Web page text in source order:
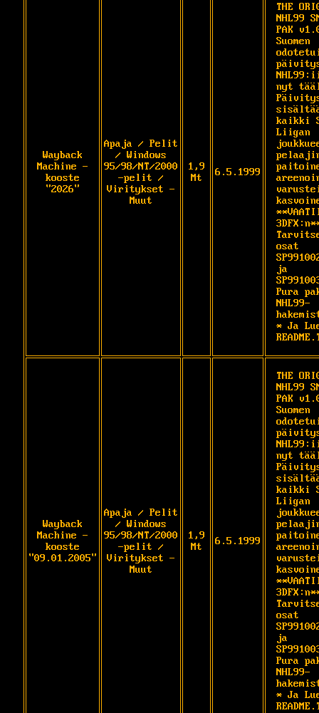
Wayback
Machine -
kooste
"2026"
Apaja / Pelit
/ Windows
95/98/NT/2000
-pelit /
Viritykset -
Muut
1,9
Mt
6.5.1999
THE
NHL99
PAK
Suomen
nyt
kaikki
Liigan
osat
ja
Pura
NHL99-
* Ja
Wayback
Machine -
kooste
"09.01.2005"
Apaja / Pelit
/ Windows
95/98/NT/2000
-pelit /
Viritykset -
Muut
1,9
Mt
6.5.1999
THE
NHL99
PAK
Suomen
nyt
kaikki
Liigan
osat
ja
Pura
NHL99-
* Ja